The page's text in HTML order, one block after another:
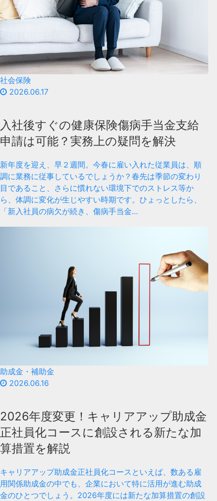
社会保険
2026.06.17
入社後すぐの健康保険傷病手当金支給
申請は可能？実務上の疑問を解決
新年度を迎え、早２週間。今春に雇い入れた従業員は、順
調に業務に従事しているでしょうか？春先は季節の変わり
目であること、さらに慣れない環境下でのストレス等か
ら、体調に変化が生じやすい時期です。ひょっとしたら、
「新入社員の病欠が続き、傷病手当金…
助成金・補助金
2026.06.16
2026年度変更！キャリアアップ助成金
正社員化コースに創設される新たな加
算措置を解説
キャリアアップ助成金正社員化コースといえば、数ある雇
用関係助成金の中でも、企業において特に活用が進む助成
金のひとつでしょう。2026年度には新たな加算措置の創設